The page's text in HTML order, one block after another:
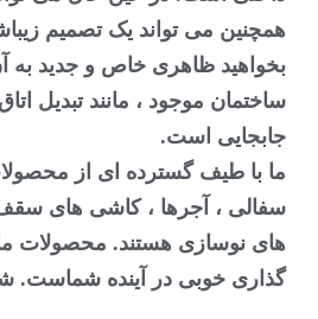
جابجایی است.
گذاری خوبی در آینده شماست.